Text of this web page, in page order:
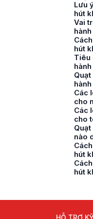
Lưu
hút
Vai
hút
Tiêu
Các
cho
Các
cho
nào
hút
hút
HỖ TRỢ